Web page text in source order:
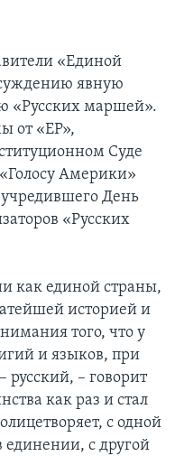
«Единой
явную
«Русских маршей».
от «ЕР»,
Суде
Америки»
учредившего День
«Русских
как единой страны,
историей и
того, что у
и языков, при
– говорит
как раз и стал
с одной
единении, с другой